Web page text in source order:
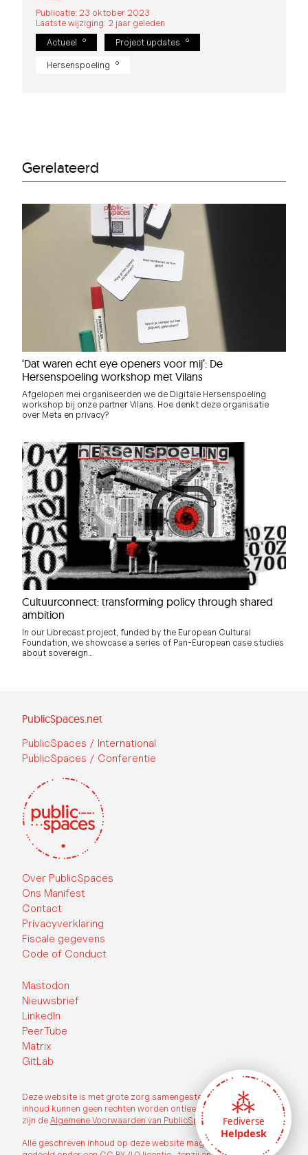
Publicatie: 23 oktober 2023
Laatste wijziging: 2 jaar geleden
Actueel
Project updates
Hersenspoeling
Gerelateerd
‘Dat waren echt eye openers voor mij’: De
Hersenspoeling workshop met Vilans
Afgelopen mei organiseerden we de Digitale Hersenspoeling
workshop bij onze partner Vilans. Hoe denkt deze organisatie
over Meta en privacy?
Cultuurconnect: transforming policy through shared
ambition
In our Librecast project, funded by the European Cultural
Foundation, we showcase a series of Pan-European case studies
about sovereign…
PublicSpaces.net
PublicSpaces / International
PublicSpaces / Conferentie
Over PublicSpaces
Ons Manifest
Contact
Privacyverklaring
Fiscale gegevens
Code of Conduct
Mastodon
Nieuwsbrief
LinkedIn
PeerTube
Matrix
GitLab
Deze website is met grote zorg samengesteld, echter aan de
inhoud kunnen geen rechten worden ontleend. Op deze website
zijn de Algemene Voorwaarden van PublicSpaces van toepassing.
Alle geschreven inhoud op deze website mag vrij worden
Fediverse
Helpdesk